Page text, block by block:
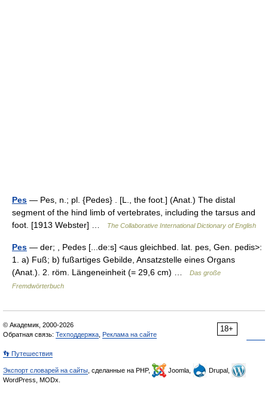
Pes — Pes, n.; pl. {Pedes} . [L., the foot.] (Anat.) The distal
segment of the hind limb of vertebrates, including the tarsus and
foot. [1913 Webster] …
The Collaborative International Dictionary of English
Pes — der; , Pedes [...de:s] <aus gleichbed. lat. pes, Gen. pedis>:
1. a) Fuß; b) fußartiges Gebilde, Ansatzstelle eines Organs
(Anat.). 2. röm. Längeneinheit (= 29,6 cm) …
Das große
Fremdwörterbuch
18+
© Академик, 2000-2026
Обратная связь: Техподдержка Реклама на сайте
👣 Путешествия
Экспорт словарей на сайты , сделанные на PHP, Joomla,
Drupal,
WordPress, MODx.